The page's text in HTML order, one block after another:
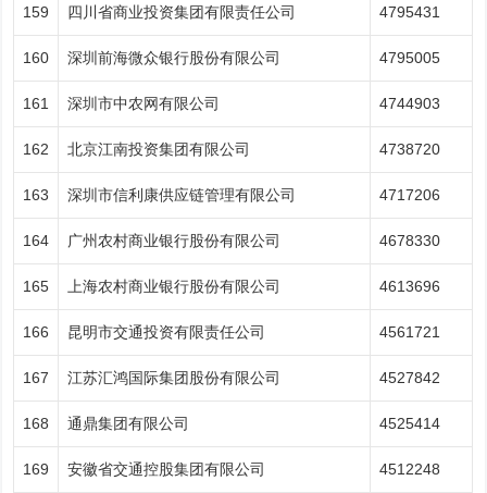
159 四川省商业投资集团有限责任公司 4795431
160 深圳前海微众银行股份有限公司 4795005
161 深圳市中农网有限公司 4744903
162 北京江南投资集团有限公司 4738720
163 深圳市信利康供应链管理有限公司 4717206
164 广州农村商业银行股份有限公司 4678330
165 上海农村商业银行股份有限公司 4613696
166 昆明市交通投资有限责任公司 4561721
167 江苏汇鸿国际集团股份有限公司 4527842
168 通鼎集团有限公司 4525414
169 安徽省交通控股集团有限公司 4512248